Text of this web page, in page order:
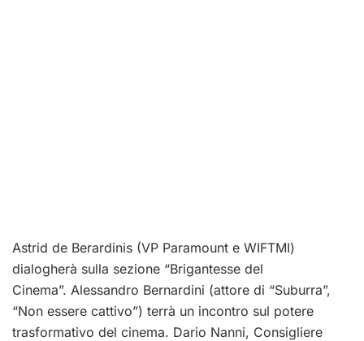
Astrid de Berardinis (VP Paramount e WIFTMI)
dialogherà sulla sezione “Brigantesse del
Cinema”. Alessandro Bernardini (attore di “Suburra”,
“Non essere cattivo”) terrà un incontro sul potere
trasformativo del cinema. Dario Nanni, Consigliere